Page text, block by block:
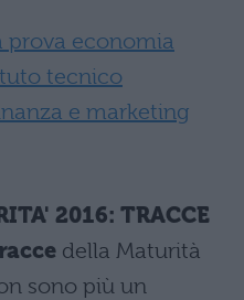
prova economia
tecnico
e marketing
2016: TRACCE
della Maturità
sono più un